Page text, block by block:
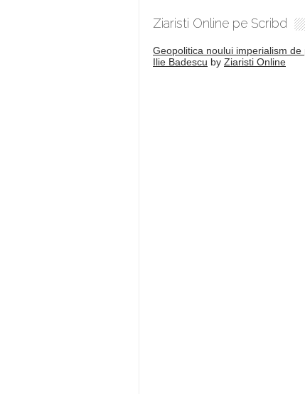
Ziaristi Online pe Scribd
Geopolitica noului imperialism de
Ilie Badescu by Ziaristi Online